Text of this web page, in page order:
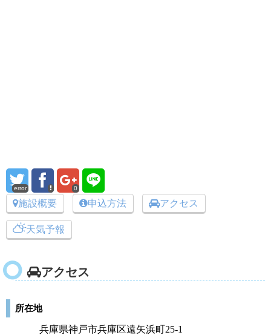
error 0
施設概要 申込方法 アクセス
天気予報
アクセス
所在地
兵庫県神戸市兵庫区遠矢浜町25‐1